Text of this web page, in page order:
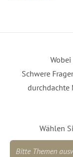
Schwere
durchdachte
Wählen
Bitte Themen